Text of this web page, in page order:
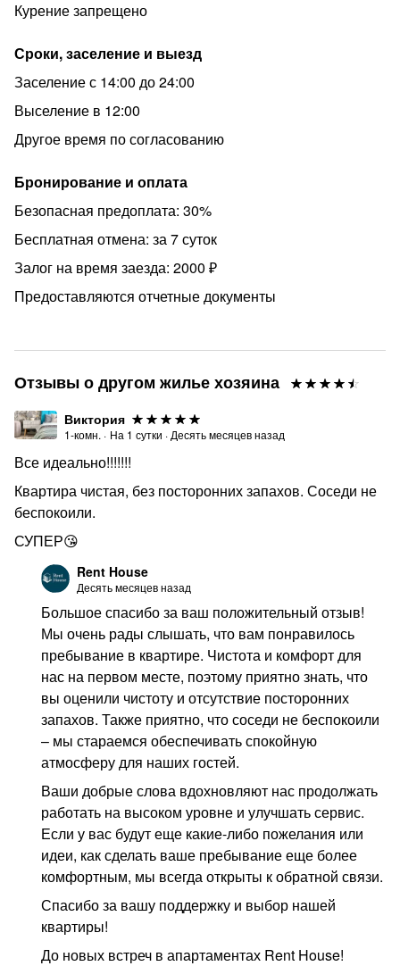
Ранний заезд и поздний выезд согласовываются
Для регистрации заезда необходимы паспорт для
заключения договора-оферты и залог 2000 руб.
Залог возвращается на карту гостя в день выезда
после уборки и проверки квартиры.
Квартира не сдается для вечеринок. Запрещено
шуметь после 22:00 (петь песни, громко слушать
музыку, проводить застолья, играть на музыкальных
инструментах, кричать и т.д.).
Мы заботимся о наших соседях и соблюдаем "Закон о
тишине".
Аренда возможна для гостей от 23х лет. Для лиц, не
достигших 23 лет, условия аренды оговариваются
индивидуально.
Вы сможете ощутить комфорт и уют в нашей
двухкомнатной квартире-люкс.
Квартира порадует вас красивым дизайном и
интерьером, а также современным оборудованием. В
ней предусмотрены все необходимые удобства,
включая двуспальную кровать и раскладной диван,
чтобы три человека могли разместиться комфортно. На
кухне вы найдете все необходимые столовые приборы
и посуду, а также встроенную кухонную технику и
кофемашину с капсулами кофе. В ванной комнате вас
ждут современная ванна и тропический душ, а для
вашего удобства предоставляются фен, махровые
чистые полотенца и постельное белье высшего
качества. Кроме того, в нашей квартире есть два
телевизора (Smart TV) и вай-фай интернет для вашего
развлечения и связи.
Насладитесь комфортом и современными удобствами
вместе с нами!
Чтобы связаться с нами, оставьте заявку на
бронирование.
Администратор отвечает на звонки и сообщения с 8:00
до 23:00.
Курение запрещено
Сроки, заселение и выезд
Заселение с 14:00 до 24:00
Выселение в 12:00
Другое время по согласованию
Бронирование и оплата
Безопасная предоплата: 30%
Бесплатная отмена: за 7 суток
Залог на время заезда: 2000 ₽
Предоставляются отчетные документы
Отзывы о другом жилье хозяина
Виктория
1-комн. · На 1 сутки · Десять месяцев назад
Все идеально!!!!!!!
Квартира чистая, без посторонних запахов. Соседи не
беспокоили.
СУПЕР😘
Rent House
Десять месяцев назад
Большое спасибо за ваш положительный отзыв!
Мы очень рады слышать, что вам понравилось
пребывание в квартире. Чистота и комфорт для
нас на первом месте, поэтому приятно знать, что
вы оценили чистоту и отсутствие посторонних
запахов. Также приятно, что соседи не беспокоили
– мы стараемся обеспечивать спокойную
атмосферу для наших гостей.
Ваши добрые слова вдохновляют нас продолжать
работать на высоком уровне и улучшать сервис.
Если у вас будут еще какие-либо пожелания или
идеи, как сделать ваше пребывание еще более
комфортным, мы всегда открыты к обратной связи.
Спасибо за вашу поддержку и выбор нашей
квартиры!
До новых встреч в апартаментах Rent House!